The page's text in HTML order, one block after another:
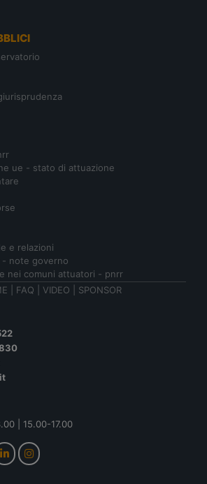
ue - stato di attuazione
e relazioni
note governo
nei comuni attuatori - pnrr
FAQ VIDEO SPONSOR
| 15.00-17.00